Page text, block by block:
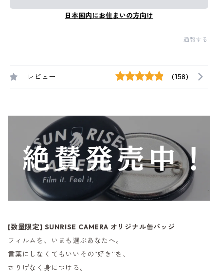
日本国内にお住まいの方向け
通報する
レビュー (158)
[数量限定] SUNRISE CAMERA オリジナル缶バッジ
フィルムを、いまも選ぶあなたへ。
言葉にしなくてもいいその“好き”を、
さりげなく身につける。